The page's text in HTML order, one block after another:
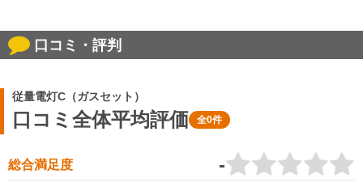
口コミ・評判
従量電灯C（ガスセット）
口コミ全体平均評価 全0件
総合満足度 -